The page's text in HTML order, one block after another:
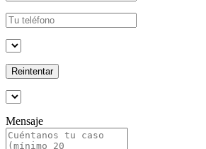
Reintentar
Mensaje